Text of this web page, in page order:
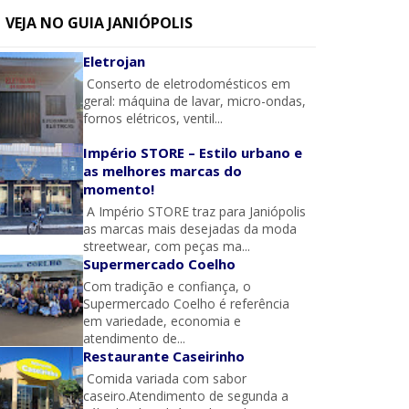
VEJA NO GUIA JANIÓPOLIS
Eletrojan
Conserto de eletrodomésticos em
geral: máquina de lavar, micro-ondas,
fornos elétricos, ventil...
Império STORE – Estilo urbano e
as melhores marcas do
momento!
A Império STORE traz para Janiópolis
as marcas mais desejadas da moda
streetwear, com peças ma...
Supermercado Coelho
Com tradição e confiança, o
Supermercado Coelho é referência
em variedade, economia e
atendimento de...
Restaurante Caseirinho
Comida variada com sabor
caseiro.Atendimento de segunda a